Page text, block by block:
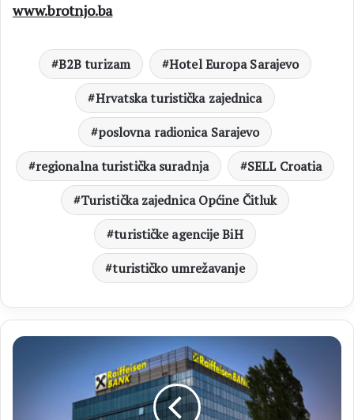
www.brotnjo.ba
B2B turizam
Hotel Europa Sarajevo
Hrvatska turistička zajednica
poslovna radionica Sarajevo
regionalna turistička suradnja
SELL Croatia
Turistička zajednica Općine Čitluk
turističke agencije BiH
turističko umrežavanje
RAIFFEISEN